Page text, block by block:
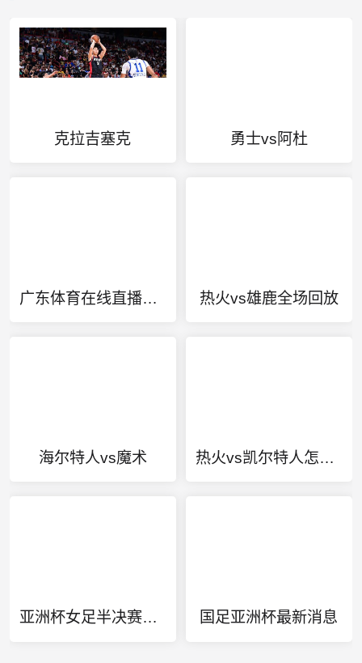
克拉吉塞克 勇士vs阿杜
广东体育在线直播电视 热火vs雄鹿全场回放
海尔特人vs魔术 热火vs凯尔特人怎么2比1
亚洲杯女足半决赛直播 国足亚洲杯最新消息